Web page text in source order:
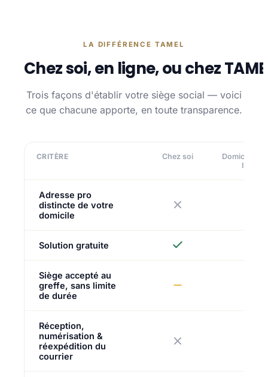
LA DIFFÉRENCE TAMEL
Chez soi, en ligne, ou chez
Trois façons d'établir votre siège social — voici
ce que chacune apporte, en toute transparence.
CRITÈRE Chez soi
ligne
Adresse pro
distincte de votre
domicile
Solution gratuite
Siège accepté au
greffe, sans limite
de durée
Réception,
numérisation &
réexpédition du
courrier